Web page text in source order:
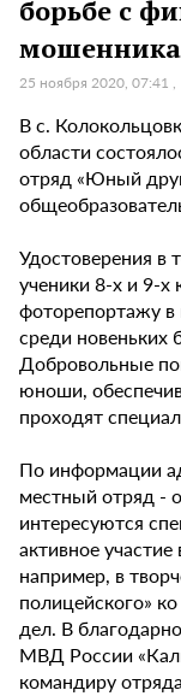
борьбе с
25 ноября 2020, 07:41
В с.
области
отряд «Юный
Удостоверения в
ученики 8-х и 9-х
фоторепортажу
среди новеньких
Добровольные
юноши,
проходят
По информации
местный отряд -
интересуются
активное
например, в
полицейского»
дел. В
МВД России
командиру